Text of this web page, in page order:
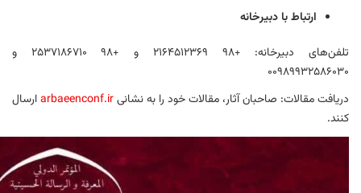
ارتباط با دبیرخانه
تلفن‌های دبیرخانه: +۹۸ ۲۱۶۴۵۱۲۳۶۹ و +۹۸ ۲۵۳۷۱۸۶۷۱۰ و
۰۰۹۸۹۹۳۲۵۸۶۰۳۰
دریافت مقالات: صاحبان آثار، مقالات خود را به نشانیarbaeenconf.irارسال
کنند.